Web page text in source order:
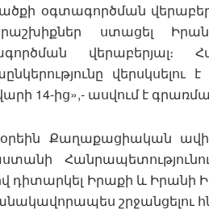
օգտագործման
ստացել
վերաբերյալ։
14-ից»,- ասվում է
Քաղաքացիական
դիտարկել Իրաքի և Իրանի
շրջանցելու